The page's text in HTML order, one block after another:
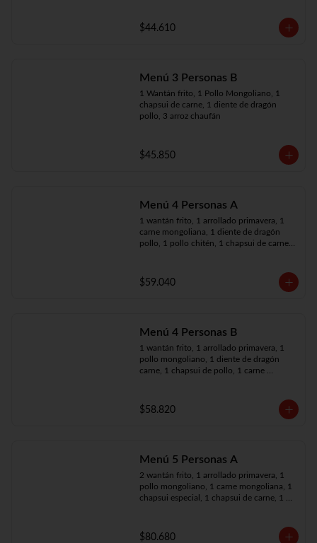
$44.610
Menú 3 Personas B
1 Wantán frito, 1 Pollo Mongoliano, 1
chapsui de carne, 1 diente de dragón
pollo, 3 arroz chaufán
$45.850
Menú 4 Personas A
1 wantán frito, 1 arrollado primavera, 1
carne mongoliana, 1 diente de dragón
pollo, 1 pollo chitén, 1 chapsui de carne,
$59.040
Menú 4 Personas B
1 wantán frito, 1 arrollado primavera, 1
pollo mongoliano, 1 diente de dragón
carne, 1 chapsui de pollo, 1 carne
$58.820
Menú 5 Personas A
2 wantán frito, 1 arrollado primavera, 1
pollo mongoliano, 1 carne mongoliana, 1
chapsui especial, 1 chapsui de carne, 1
$80.680